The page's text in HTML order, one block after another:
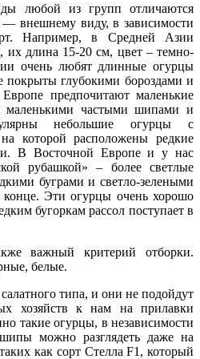
любой из групп отличаются
внешнему виду, в зависимости
Например, в Средней Азии
их длина 15-20 см, цвет – темно-
очень любят длинные огурцы
покрыты глубокими бороздами и
предпочитают маленькие
частыми шипами и
небольшие огурцы с
которой расположены редкие
В Восточной Европе и у нас
рубашкой» – более светлые
буграми и светло-зелеными
Эти огурцы очень хорошо
бугоркам рассол поступает в
важный критерий отборки.
белые.
типа, и они не подойдут
хозяйств к нам на прилавки
такие огурцы, в независимости
можно разглядеть даже на
как сорт Стелла F1, который